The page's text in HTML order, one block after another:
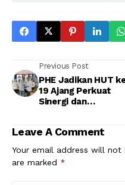
Previous Post
PHE Jadikan HUT
19 Ajang Perkuat
Sinergi dan
Leave A Comment
Your email address will not
are marked *